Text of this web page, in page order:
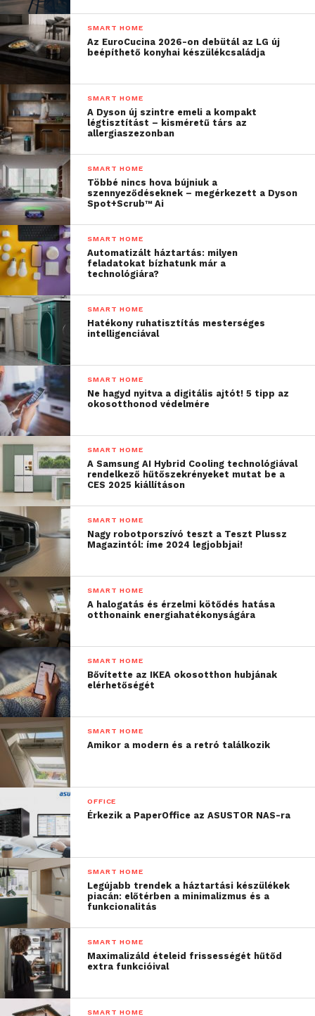
SMART HOME
Az EuroCucina 2026-on debütál az LG új
beépíthető konyhai készülékcsaládja
SMART HOME
A Dyson új szintre emeli a kompakt
légtisztítást – kisméretű társ az
allergiaszezonban
SMART HOME
Többé nincs hova bújniuk a
szennyeződéseknek – megérkezett a Dyson
Spot+Scrub™ Ai
SMART HOME
Automatizált háztartás: milyen
feladatokat bízhatunk már a
technológiára?
SMART HOME
Hatékony ruhatisztítás mesterséges
intelligenciával
SMART HOME
Ne hagyd nyitva a digitális ajtót! 5 tipp az
okosotthonod védelmére
SMART HOME
A Samsung AI Hybrid Cooling technológiával
rendelkező hűtőszekrényeket mutat be a
CES 2025 kiállításon
SMART HOME
Nagy robotporszívó teszt a Teszt Plussz
Magazintól: íme 2024 legjobbjai!
SMART HOME
A halogatás és érzelmi kötődés hatása
otthonaink energiahatékonyságára
SMART HOME
Bővítette az IKEA okosotthon hubjának
elérhetőségét
SMART HOME
Amikor a modern és a retró találkozik
OFFICE
Érkezik a PaperOffice az ASUSTOR NAS-ra
SMART HOME
Legújabb trendek a háztartási készülékek
piacán: előtérben a minimalizmus és a
funkcionalitás
SMART HOME
Maximalizáld ételeid frissességét hűtőd
extra funkcióival
SMART HOME